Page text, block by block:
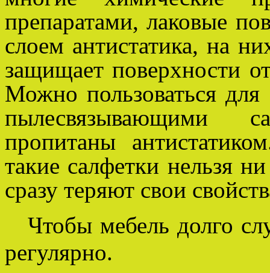
препаратами, лаковые
слоем антистатика, на
защищает поверхности
Можно пользоваться
пылесвязывающими
пропитаны
такие салфетки нельзя
сразу теряют свои
Чтобы мебель долго
регулярно.